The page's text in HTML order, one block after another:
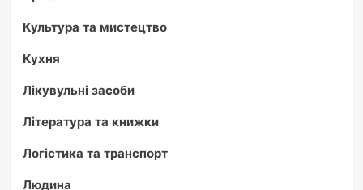
Культура та мистецтво
Кухня
Лікувульні засоби
Література та книжки
Логістика та транспорт
Людина